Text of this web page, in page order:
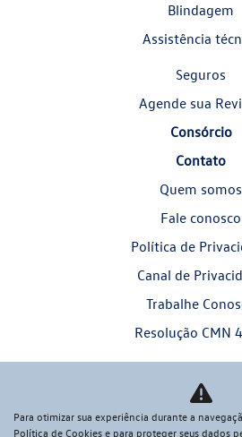
Blindagem
Assistência
Seguros
Agende sua
Consórcio
Contato
Quem somos
Fale conosco
Política de
Canal de
Trabalhe
Resolução CMN
Código de Ética
Comparativo
Para otimizar sua experiência durante a
Política de Cookies e para proteger seus dados